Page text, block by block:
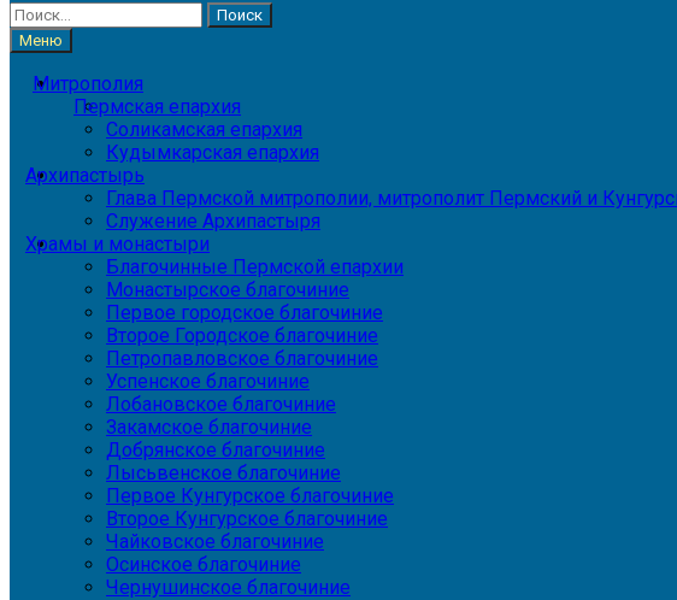
Найти:
Меню
Митрополия
Пермская епархия
Соликамская епархия
Кудымкарская епархия
Архипастырь
Глава Пермской митрополии, митрополит Пермский и
Служение Архипастыря
Храмы и монастыри
Благочинные Пермской епархии
Монастырское благочиние
Первое городское благочиние
Второе Городское благочиние
Петропавловское благочиние
Успенское благочиние
Лобановское благочиние
Закамское благочиние
Добрянское благочиние
Лысьвенское благочиние
Первое Кунгурское благочиние
Второе Кунгурское благочиние
Чайковское благочиние
Осинское благочиние
Чернушинское благочиние